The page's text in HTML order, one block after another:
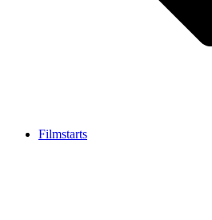
Filmstarts